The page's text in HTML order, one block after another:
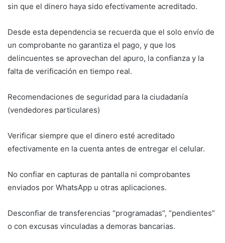
sin que el dinero haya sido efectivamente acreditado.
Desde esta dependencia se recuerda que el solo envío de
un comprobante no garantiza el pago, y que los
delincuentes se aprovechan del apuro, la confianza y la
falta de verificación en tiempo real.
Recomendaciones de seguridad para la ciudadanía
(vendedores particulares)
Verificar siempre que el dinero esté acreditado
efectivamente en la cuenta antes de entregar el celular.
No confiar en capturas de pantalla ni comprobantes
enviados por WhatsApp u otras aplicaciones.
Desconfiar de transferencias “programadas”, “pendientes”
o con excusas vinculadas a demoras bancarias.